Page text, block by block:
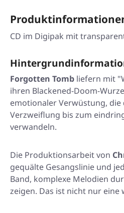
Produktinformationen
CD im Digipak mit
Forgotten Tomb liefern mit
ihren Blackened-Doom-
emotionaler Verwüstung,
Verzweiflung bis zum
verwandeln.
Die Produktionsarbeit von
gequälte Gesangslinie und
Band, komplexe Melodien
zeigen. Das ist nicht nur